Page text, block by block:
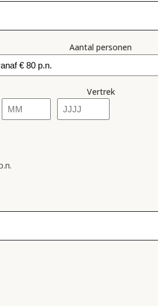
Aantal personen
Vertrek
Maand Jaar